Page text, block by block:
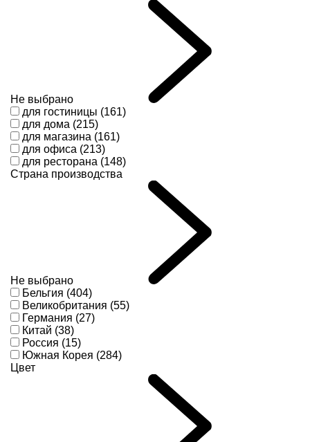
Не выбрано
для гостиницы (161)
для дома (215)
для магазина (161)
для офиса (213)
для ресторана (148)
Страна производства
Не выбрано
Бельгия (404)
Великобритания (55)
Германия (27)
Китай (38)
Россия (15)
Южная Корея (284)
Цвет